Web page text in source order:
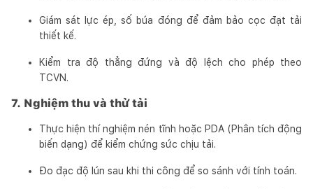
Giám sát lực ép, số búa đóng để đảm bảo cọc đạt tải
thiết kế.
Kiểm tra độ thẳng đứng và độ lệch cho phép theo
TCVN.
7. Nghiệm thu và thử tải
Thực hiện thí nghiệm nén tĩnh hoặc PDA (Phân tích động
biến dạng) để kiểm chứng sức chịu tải.
Đo đạc độ lún sau khi thi công để so sánh với tính toán.